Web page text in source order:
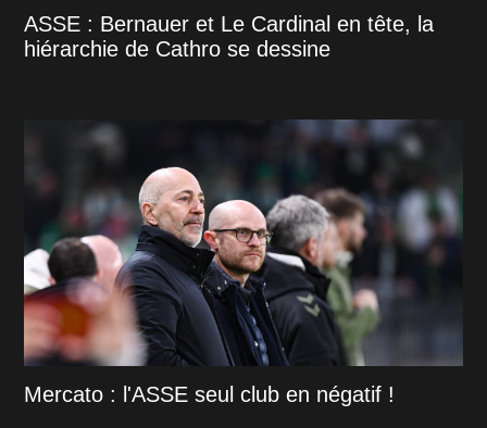
ASSE : Bernauer et Le Cardinal en tête, la
hiérarchie de Cathro se dessine
Mercato : l'ASSE seul club en négatif !